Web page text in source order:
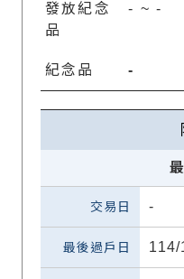
發放紀念
品
- ~-
紀念品 -
-
114/